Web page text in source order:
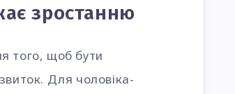
зростанню
того, щоб бути
Для чоловіка-